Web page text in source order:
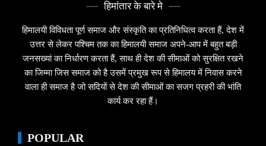
हिमांतार के बारे मे
हिमालयी विविधता पूर्ण समाज और संस्कृति का प्रतिनिधित्व करता हैं, देश में
उत्तर से लेकर पश्चिम तक का हिमालयी समाज अपने-आप में बहुत बड़ी
जनसख्यां का निर्धारण करता हैं, साथ ही देश की सीमाओं को सुरक्षित रखने
का जिम्मा जिस समाज को है उसमें प्रमुख रूप से हिमालय में निवास करने
वाला ही समाज है जो सदियों से देश की सीमाओं का सजग प्रहरी की भांति
कार्य कर रहा हैं।
POPULAR